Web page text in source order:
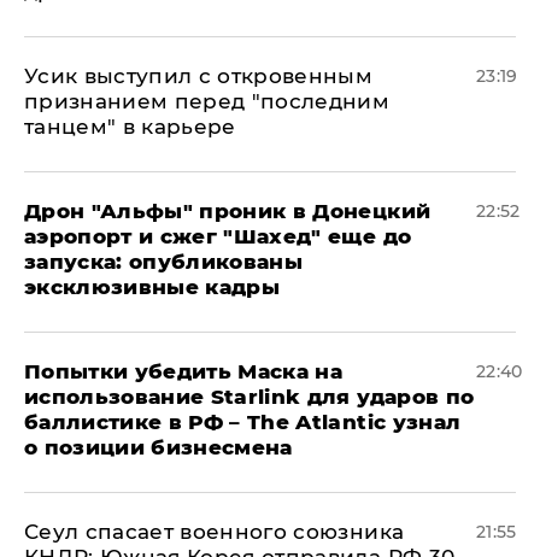
Усик выступил с откровенным
признанием перед "последним
танцем" в карьере
23:19
Дрон "Альфы" проник в Донецкий
аэропорт и сжег "Шахед" еще до
запуска: опубликованы
эксклюзивные кадры
22:52
Попытки убедить Маска на
использование Starlink для ударов по
баллистике в РФ – The Atlantic узнал
о позиции бизнесмена
22:40
​Сеул спасает военного союзника
21:55